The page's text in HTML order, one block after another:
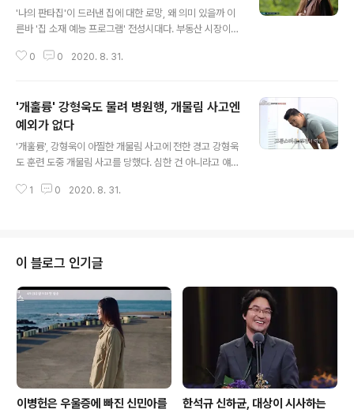
'나의 판타집'이 드러낸 집에 대한 로망, 왜 의미 있을까 이
른바 '집 소재 예능 프로그램' 전성시대다. 부동산 시장이
것조차 버거운 현실 속에서 집은 어떤 판타지를 갖게 하는
질 수밖에 없다. SBS가 파일럿으로 시도한 은 바로 그 지
점을 파고 들어온다. 출연자들이 저마다 꿈꾸는 집에 대한
로망들을 얘기하고, 실제로 그 로망을 실현시켜줄 수 있는
집을 찾아내 살아보는 콘셉트의 예능 프로그램. 우리에게
것 같은 저택을 꿈꾸고, 실제로 그 거대한 집에서 살아보는
0 0 2020. 8. 31.
'개훌륭' 강형욱도 물려 병원행, 개물림 사고엔
예외가 없다
'개훌륭', 강형욱이 아찔한 개물림 사고에 전한 경고 강형욱
도 훈련 도중 개물림 사고를 당했다. 심한 건 아니라고 얘기
갔고 방송은 중단됐다. KBS 에 등장한 고민견 아메리칸 불
견 토비와 바키는 보호자와 함께 있을 때는 아무런 문제가
없어 보였다. 하지만 낯선 타인이 등장하자 심한 마운팅을
하는 등 그 문제들이 드러났다. 카메라 설치를 위해 들어간
제작진의 허벅지에 달라붙어 마운팅을 하는 모습을 보였
다. 또 반응을 보기 위해 애견카페에 갔을 때 쉽게 흥분하고
급기야 다른 개들에게 공격성을..
1 0 2020. 8. 31.
이 블로그 인기글
이병헌은 우울증에 빠진 신민아를
한석규 신하균, 대상이 시사하는